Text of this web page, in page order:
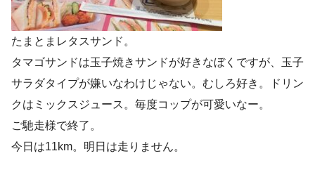
たまとまレタスサンド。
タマゴサンドは玉子焼きサンドが好きなぼくですが、玉子
サラダタイプが嫌いなわけじゃない。むしろ好き。ドリン
クはミックスジュース。毎度コップが可愛いなー。
ご馳走様で終了。
今日は11km。明日は走りません。